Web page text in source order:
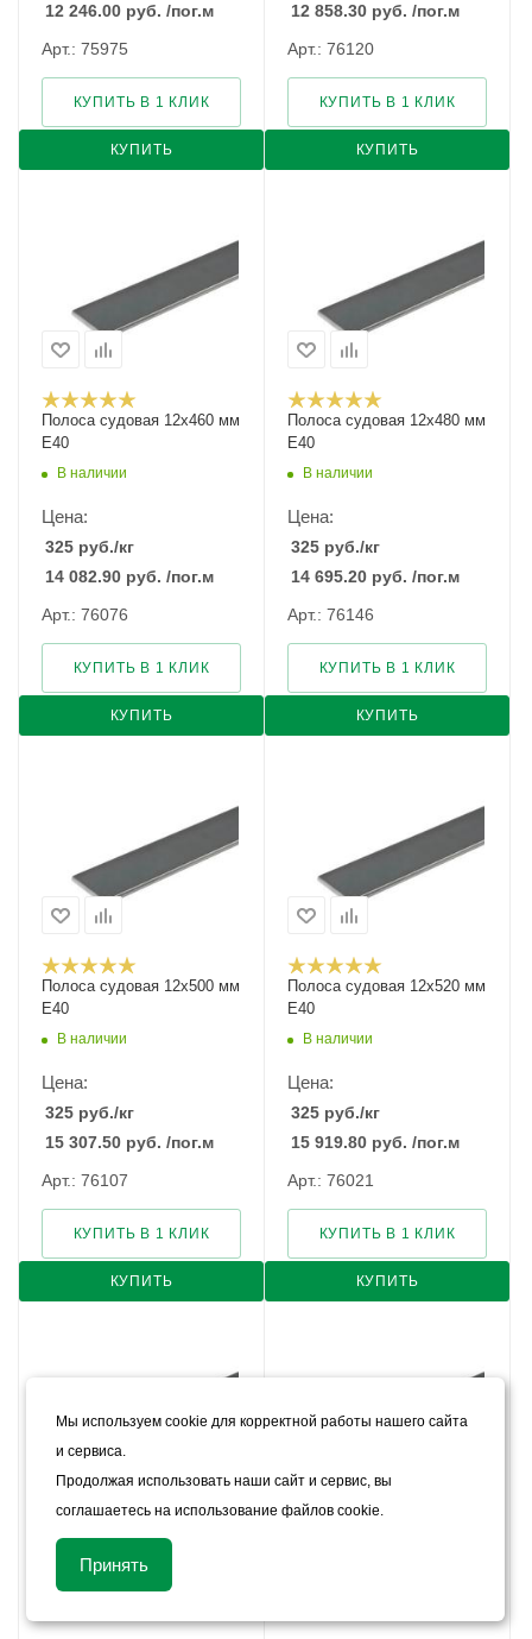
12 246.00 руб. /пог.м
Арт.: 75975
КУПИТЬ
КУПИТЬ В 1 КЛИК
12 858.30 руб. /пог.м
Арт.: 76120
КУПИТЬ
КУПИТЬ В 1 КЛИК
Полоса судовая 12х460 мм
E40
В наличии
Цена:
325 руб./кг
14 082.90 руб. /пог.м
Арт.: 76076
КУПИТЬ
КУПИТЬ В 1 КЛИК
Полоса судовая 12х480 мм
E40
В наличии
Цена:
325 руб./кг
14 695.20 руб. /пог.м
Арт.: 76146
КУПИТЬ
КУПИТЬ В 1 КЛИК
Полоса судовая 12х500 мм
E40
В наличии
Цена:
325 руб./кг
15 307.50 руб. /пог.м
Арт.: 76107
КУПИТЬ
КУПИТЬ В 1 КЛИК
Полоса судовая 12х520 мм
E40
В наличии
Цена:
325 руб./кг
15 919.80 руб. /пог.м
Арт.: 76021
КУПИТЬ
КУПИТЬ В 1 КЛИК
Мы используем cookie для корректной работы нашего сайта
и сервиса.
Продолжая использовать наши сайт и сервис, вы
соглашаетесь на использование файлов cookie.
Принять